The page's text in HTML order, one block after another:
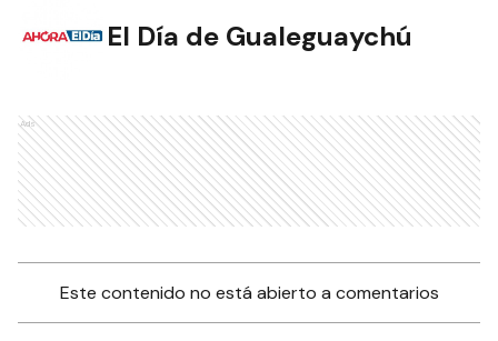
El Día de Gualeguaychú
Ads
Este contenido no está abierto a comentarios